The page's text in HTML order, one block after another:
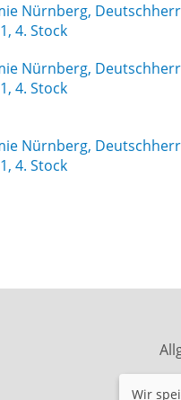
Nürnberg,
4. Stock
Nürnberg,
4. Stock
Nürnberg,
4. Stock
Wir